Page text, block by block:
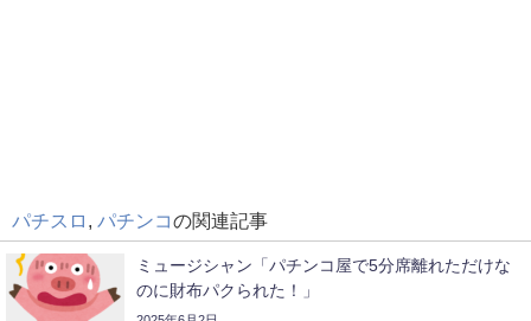
パチスロ , パチンコの関連記事
ミュージシャン「パチンコ屋で5分席離れただけな
のに財布パクられた！」